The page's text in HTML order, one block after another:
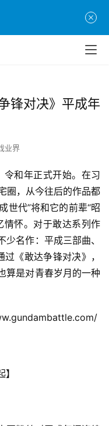
锋对决》平成年
业界
和年正式开始。在习
圈，从今往后的作品都
世代”将和它的前辈“昭
情怀。对于敢达系列作
名作：平成三部曲、
《敢达争锋对决》，
算是对青春岁月的一种